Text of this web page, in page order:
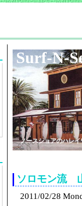
Surf-N-
ノースショアのハレ
ソロモン流
2011/02/28